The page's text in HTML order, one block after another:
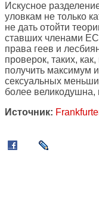
Искусное
уловкам не только
не дать отойти
ставших членами
права геев и
проверок, таких,
получить максимум
сексуальных
более великодушна,
Источник: